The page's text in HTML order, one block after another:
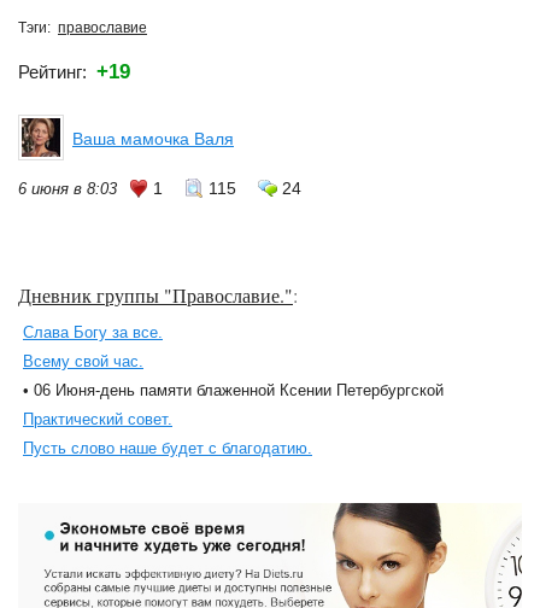
Тэги: православие
Рейтинг: +19
Ваша мамочка Валя
6 июня в 8:03 1 115 24
Дневник группы "Православие.":
Слава Богу за все.
Всему свой час.
• 06 Июня-день памяти блаженной Ксении Петербургской
Практический совет.
Пусть слово наше будет с благодатию.